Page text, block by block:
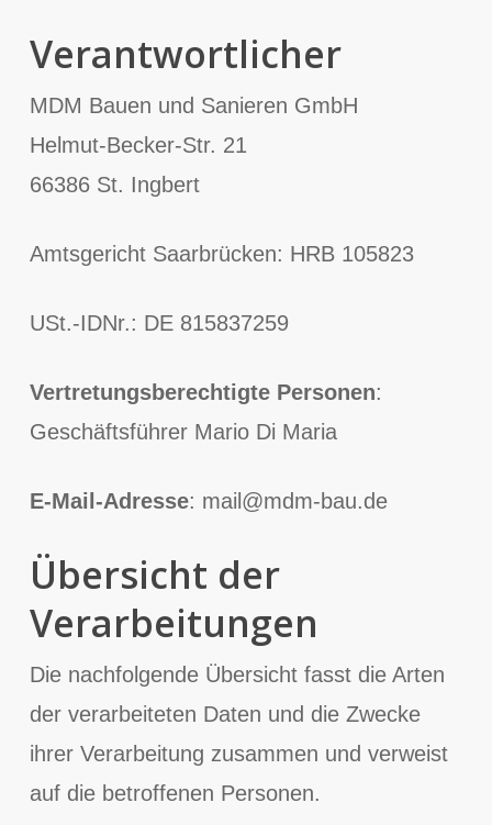
Verantwortlicher
MDM Bauen und Sanieren GmbH
Helmut-Becker-Str. 21
66386 St. Ingbert
Amtsgericht Saarbrücken: HRB 105823
USt.-IDNr.: DE 815837259
Vertretungsberechtigte Personen:
Geschäftsführer Mario Di Maria
E-Mail-Adresse: mail@mdm-bau.de
Übersicht der
Verarbeitungen
Die nachfolgende Übersicht fasst die Arten
der verarbeiteten Daten und die Zwecke
ihrer Verarbeitung zusammen und verweist
auf die betroffenen Personen.